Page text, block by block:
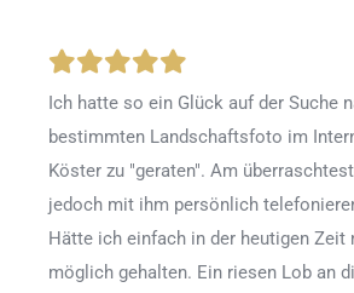
Ich hatte so ein Glück auf der Suche
bestimmten Landschaftsfoto im
Köster zu "geraten". Am
jedoch mit ihm persönlich
Hätte ich einfach in der heutigen Zeit
möglich gehalten. Ein riesen Lob an